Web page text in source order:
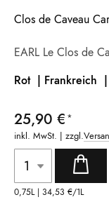
Clos de Caveau
EARL Le Clos de
Rot | Frankreich |
25,90 €
inkl. MwSt. | zzgl.
0,75L | 34,53 €/1L